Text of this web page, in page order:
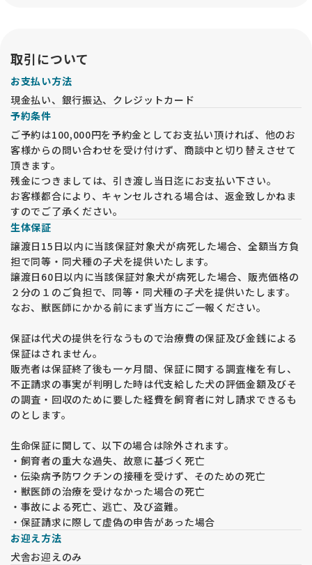
せん。 【当犬舎までのアクセス】 🚃電車でお越しの場合 JR大
して頂き徒歩5分です。 バス停から歩いてすぐですが、わから
なければお迎えに行かせていただきます‼️ お一人でも安心して
お越しいただけます♪ 🚙お車でお越しの場合 首都高与野イン
ターから車で10分 首都圏からなら1時間ほどでお越しいただけ
ます🐶
取引について
お支払い方法
現金払い、銀行振込、クレジットカード
予約条件
ご予約は100,000円を予約金としてお支払い頂ければ、他のお
客様からの問い合わせを受け付けず、商談中と切り替えさせて
頂きます。
残金につきましては、引き渡し当日迄にお支払い下さい。
お客様都合により、キャンセルされる場合は、返金致しかねま
すのでご了承ください。
生体保証
譲渡日15日以内に当該保証対象犬が病死した場合、全額当方負
担で同等・同犬種の子犬を提供いたします。
譲渡日60日以内に当該保証対象犬が病死した場合、販売価格の
２分の１のご負担で、同等・同犬種の子犬を提供いたします。
なお、獣医師にかかる前にまず当方にご一報ください。
保証は代犬の提供を行なうもので治療費の保証及び金銭による
保証はされません。
販売者は保証終了後も一ヶ月間、保証に関する調査権を有し、
不正請求の事実が判明した時は代支給した犬の評価金額及びそ
の調査・回収のために要した経費を飼育者に対し請求できるも
のとします。
生命保証に関して、以下の場合は除外されます。
・飼育者の重大な過失、故意に基づく死亡
・伝染病予防ワクチンの接種を受けず、そのための死亡
・獣医師の治療を受けなかった場合の死亡
・事故による死亡、逃亡、及び盗難。
・保証請求に際して虚偽の申告があった場合
お迎え方法
犬舎お迎えのみ